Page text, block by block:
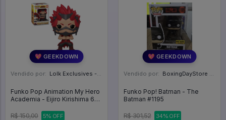
💖 GEEKDOWN
Vendido por: Lolk Exclusives - SP
Funko Pop Animation My Hero
Academia - Eijiro Kirishima 606
R$ 150,00
5% OFF
💖 GEEKDOWN
Vendido por: BoxingDayStore - GO
Funko Pop! Batman - The
Batman #1195
R$ 301,52 34% OFF